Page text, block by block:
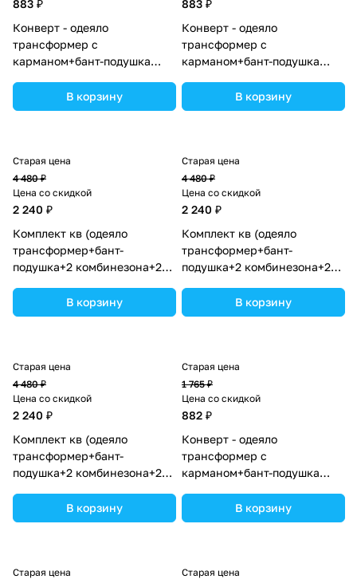
883 ₽
Конверт - одеяло
трансформер с
карманом+бант-подушка
(№7498-0-1_05) цвета в
ассортименте.
В корзину
883 ₽
Конверт - одеяло
трансформер с
карманом+бант-подушка
(№7498-0-1) цвета в
ассортименте.
В корзину
Старая цена
4 480 ₽
Цена со скидкой
2 240 ₽
Комплект кв (одеяло
трансформер+бант-
подушка+2 комбинезона+2
2_12) цвета в ассортименте.
В корзину
Старая цена
4 480 ₽
Цена со скидкой
2 240 ₽
Комплект кв (одеяло
трансформер+бант-
подушка+2 комбинезона+2
2_03) цвета в ассортименте.
В корзину
Старая цена
4 480 ₽
Цена со скидкой
2 240 ₽
Комплект кв (одеяло
трансформер+бант-
подушка+2 комбинезона+2
2_04) цвета в ассортименте.
В корзину
Старая цена
1 765 ₽
Цена со скидкой
882 ₽
Конверт - одеяло
трансформер с
карманом+бант-подушка
(№7496-0-1) цвета в
ассортименте.
В корзину
Старая цена
Старая цена